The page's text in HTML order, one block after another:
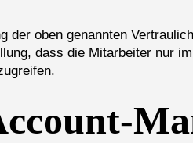
der oben genannten
dass die Mitarbeiter nur